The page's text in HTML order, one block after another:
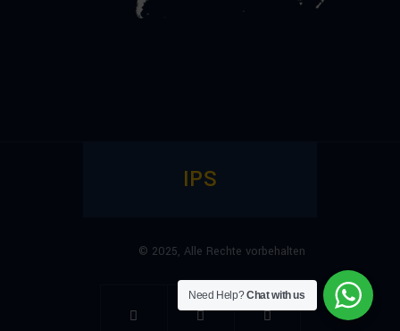
IPS
© 2025, Alle Rechte vorbehalten
Need Help?Chat with us